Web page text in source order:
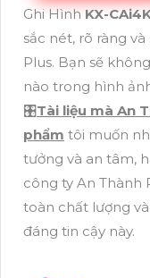
Ghi HìnhKX-
sắc nét, rõ ràng
Plus. Bạn sẽ
nào trong hình
🎛Tài liệu mà An
phẩm tôi muốn
tưởng và an tâm,
công ty An Thành
toàn chất lượng
đáng tin cậy này.